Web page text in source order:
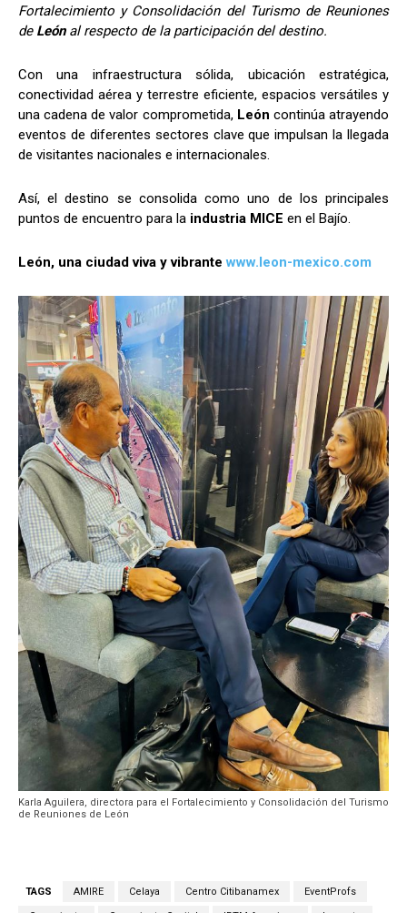
Fortalecimiento y Consolidación del Turismo de Reuniones
de León al respecto de la participación del destino.
Con una infraestructura sólida, ubicación estratégica,
conectividad aérea y terrestre eficiente, espacios versátiles y
una cadena de valor comprometida, León continúa atrayendo
eventos de diferentes sectores clave que impulsan la llegada
de visitantes nacionales e internacionales.
Así, el destino se consolida como uno de los principales
puntos de encuentro para la industria MICE en el Bajío.
León, una ciudad viva y vibrantewww.leon-mexico.com
Karla Aguilera, directora para el Fortalecimiento y Consolidación del Turismo
de Reuniones de León
TAGS AMIRE Celaya Centro Citibanamex EventProfs